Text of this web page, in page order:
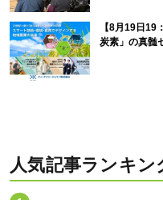
【8月19日19
炭素」の真髄
人気記事ランキン